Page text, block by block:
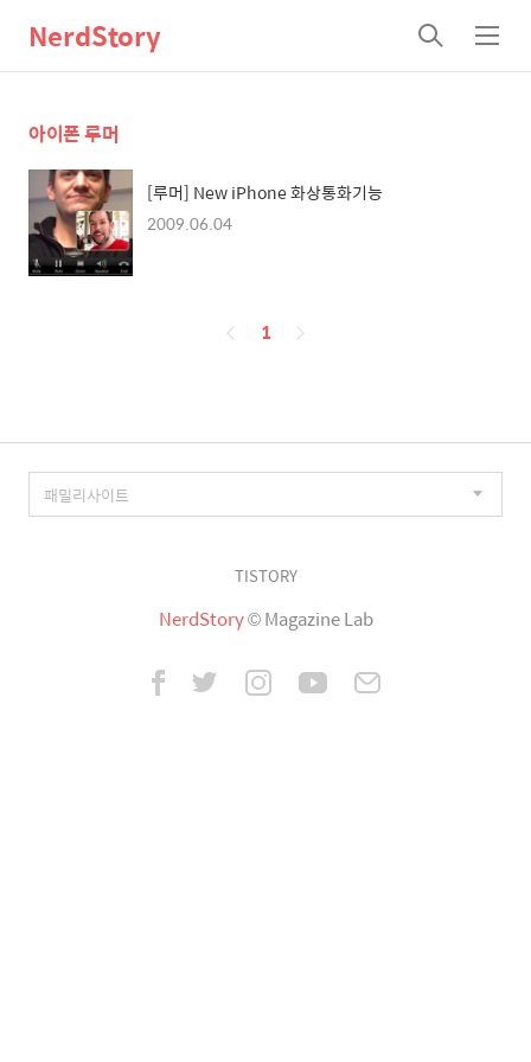
NerdStory
검
색
메
뉴
아이폰 루머
[루머] New iPhone 화상통화기능
2009.06.04
페
1
TISTORY
NerdStory© Magazine Lab